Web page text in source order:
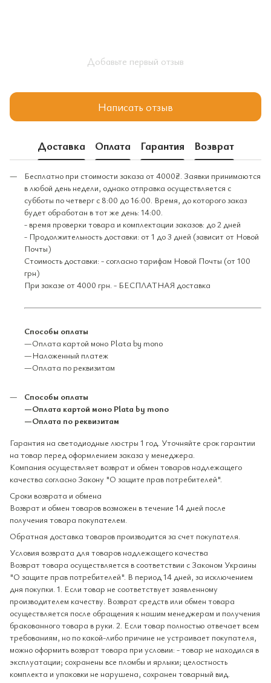
Добавьте первый отзыв
Написать отзыв
Доставка Оплата Гарантия Возврат
Бесплатно при стоимости заказа от 4000₴. Заявки принимаются
в любой день недели, однако отправка осуществляется с
субботы по четверг с 8:00 до 16:00. Время, до которого заказ
будет обработан в тот же день: 14:00.
- время проверки товара и комплектации заказов: до 2 дней
- Продолжительность доставки: от 1 до 3 дней (зависит от Новой
Почты)
Стоимость доставки: - согласно тарифам Новой Почты (от 100
грн)
При заказе от 4000 грн. - БЕСПЛАТНАЯ доставка
Способы оплаты
—Оплата картой моно Plata by mono
—Наложенный платеж
—Оплата по реквизитам
Способы оплаты
—Оплата картой моно Plata by mono
—Оплата по реквизитам
Гарантия на светодиодные люстры 1 год. Уточняйте срок гарантии
на товар перед оформлением заказа у менеджера.
Компания осуществляет возврат и обмен товаров надлежащего
качества согласно Закону "О защите прав потребителей".
Сроки возврата и обмена
Возврат и обмен товаров возможен в течение 14 дней после
получения товара покупателем.
Обратная доставка товаров производится за счет покупателя.
Условия возврата для товаров надлежащего качества
Возврат товара осуществляется в соответствии с Законом Украины
"О защите прав потребителей". В период 14 дней, за исключением
дня покупки. 1. Если товар не соответствует заявленному
производителем качеству. Возврат средств или обмен товара
осуществляется после обращения к нашим менеджерам и получения
бракованного товара в руки. 2. Если товар полностью отвечает всем
требованиям, но по какой-либо причине не устраивает покупателя,
можно оформить возврат товара при условии: - товар не находился в
эксплуатации; сохранены все пломбы и ярлыки; целостность
комплекта и упаковки не нарушена, сохранен товарный вид.